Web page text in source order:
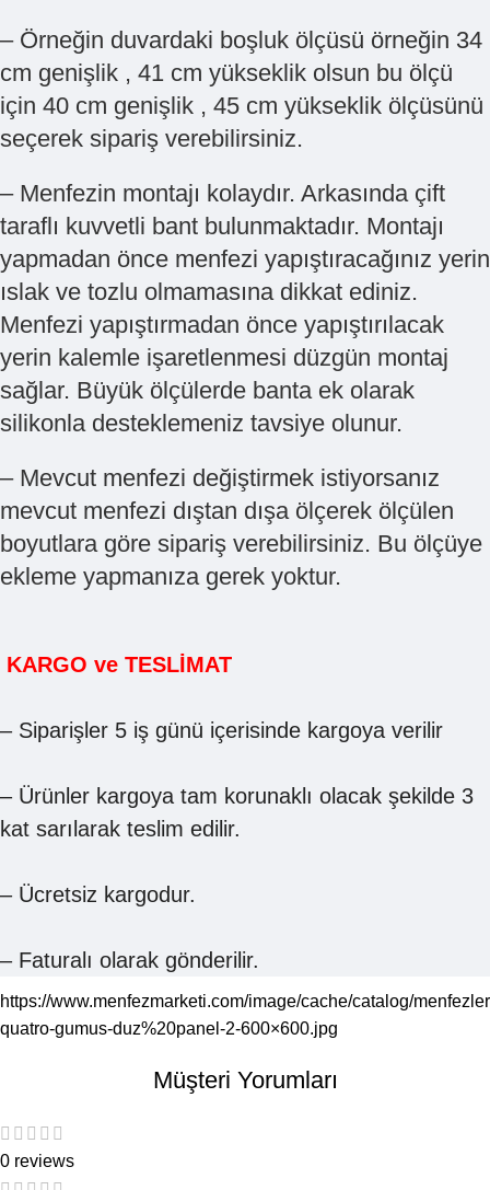
– Örneğin duvardaki boşluk ölçüsü örneğin 34
cm genişlik , 41 cm yükseklik olsun bu ölçü
için 40 cm genişlik , 45 cm yükseklik ölçüsünü
seçerek sipariş verebilirsiniz.
– Menfezin montajı kolaydır. Arkasında çift
taraflı kuvvetli bant bulunmaktadır. Montajı
yapmadan önce menfezi yapıştıracağınız yerin
ıslak ve tozlu olmamasına dikkat ediniz.
Menfezi yapıştırmadan önce yapıştırılacak
yerin kalemle işaretlenmesi düzgün montaj
sağlar. Büyük ölçülerde banta ek olarak
silikonla desteklemeniz tavsiye olunur.
– Mevcut menfezi değiştirmek istiyorsanız
mevcut menfezi dıştan dışa ölçerek ölçülen
boyutlara göre sipariş verebilirsiniz. Bu ölçüye
ekleme yapmanıza gerek yoktur.
KARGO ve TESLİMAT
– Siparişler 5 iş günü içerisinde kargoya verilir
– Ürünler kargoya tam korunaklı olacak şekilde 3
kat sarılarak teslim edilir.
– Ücretsiz kargodur.
– Faturalı olarak gönderilir.
https://www.menfezmarketi.com/image/cache/catalog/
quatro-gumus-duz%20panel-2-600×600.jpg
Müşteri Yorumları
0 reviews